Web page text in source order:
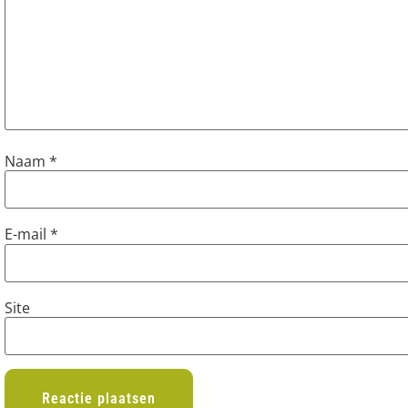
Naam *
E-mail *
Site